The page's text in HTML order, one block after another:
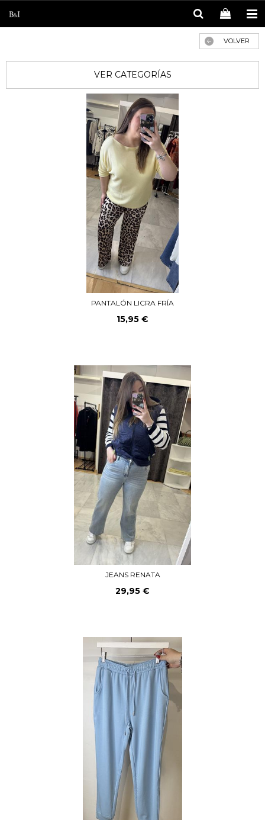
VOLVER
VER CATEGORÍAS
PANTALÓN LICRA FRÍA
15,95 €
JEANS RENATA
29,95 €